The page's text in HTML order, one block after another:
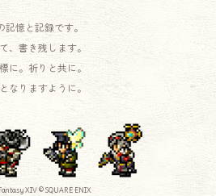
記憶と記録です。
、書き残します。
に。祈りと共に。
なりますように。
XIV © SQUARE ENIX